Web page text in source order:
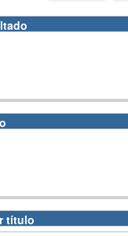
título